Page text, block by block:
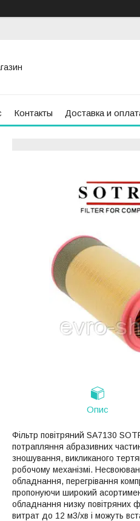
Контакты Доставка и
Опис
Фільтр повітряний SA7130
потрапляння абразивних
зношування, викликаного
робочому механізмі.
обладнання, перегрівання
пропонуючи широкий
обладнання низку повітряних
витрат до 12 м3/хв і можуть